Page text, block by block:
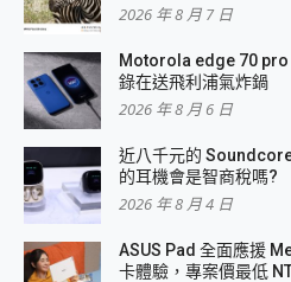
2026 年 8 月 7 日
Motorola edge 70
錄在送飛利浦氣炸鍋
2026 年 8 月 6 日
近八千元的
的耳機會是智商稅嗎?
2026 年 8 月 4 日
ASUS Pad 全面應援
卡體驗，專案價最低